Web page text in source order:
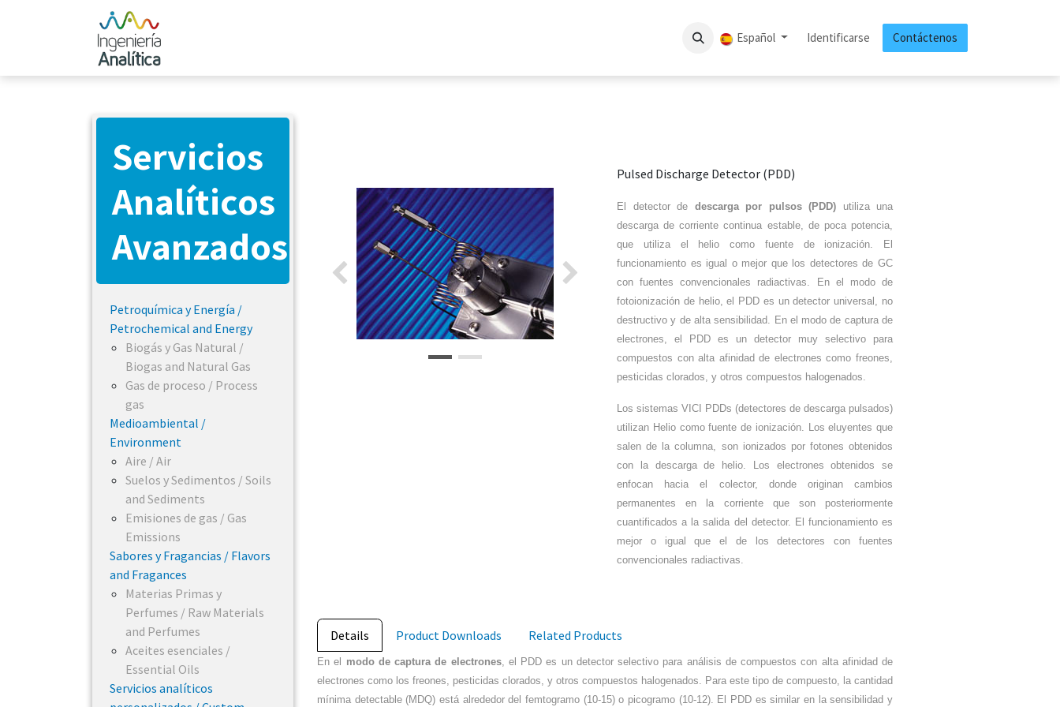
Blog Cursos Contáctenos Eventos Cita Trabajos
Español Identificarse Contáctenos
Servicios
Analíticos
Avanzados
Petroquímica y Energía /
Petrochemical and Energy
Biogás y Gas Natural /
Biogas and Natural Gas
Gas de proceso / Process
gas
Medioambiental /
Environment
Aire / Air
Suelos y Sedimentos / Soils
and Sediments
Emisiones de gas / Gas
Emissions
Sabores y Fragancias / Flavors
and Fragances
Materias Primas y
Perfumes / Raw Materials
and Perfumes
Aceites esenciales /
Essential Oils
Servicios analíticos
Previous Next
Pulsed Discharge Detector (PDD)
El detector de descarga por pulsos (PDD) utiliza una
descarga de corriente continua estable, de poca potencia,
que utiliza el helio como fuente de ionización. El
funcionamiento es igual o mejor que los detectores de GC
con fuentes convencionales radiactivas. En el modo de
fotoionización de helio, el PDD es un detector universal, no
destructivo y de alta sensibilidad. En el modo de captura de
electrones, el PDD es un detector muy selectivo para
compuestos con alta afinidad de electrones como freones,
pesticidas clorados, y otros compuestos halogenados.
Los sistemas VICI PDDs (detectores de descarga pulsados)
utilizan Helio como fuente de ionización. Los eluyentes que
salen de la columna, son ionizados por fotones obtenidos
con la descarga de helio. Los electrones obtenidos se
enfocan hacia el colector, donde originan cambios
permanentes en la corriente que son posteriormente
cuantificados a la salida del detector. El funcionamiento es
mejor o igual que el de los detectores con fuentes
convencionales radiactivas.
Details Product Downloads Related Products
En el modo de captura de electrones, el PDD es un detector selectivo para análisis de compuestos con alta afinidad de
electrones como los freones, pesticidas clorados, y otros compuestos halogenados. Para este tipo de compuesto, la cantidad
mínima detectable (MDQ) está alrededor del femtogramo (10-15) o picogramo (10-12). El PDD es similar en la sensibilidad y